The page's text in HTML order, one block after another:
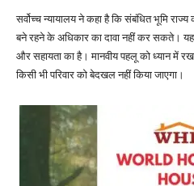
सर्वोच्च न्यायालय ने कहा है कि संबंधित भूमि
बने रहने के अधिकार का दावा नहीं कर सकते। यह
और सहायता का है। मानवीय पहलू को ध्यान में
किसी भी परिवार को बेदखल नहीं किया जाएगा।